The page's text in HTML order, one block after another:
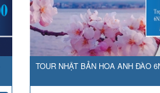
TOUR NHẬT BẢN HOA ANH ĐÀO